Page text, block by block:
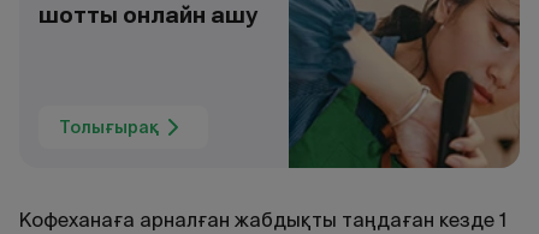
шотты онлайн ашу
Толығырақ
Кофеханаға арналған жабдықты таңдаған кезде 1